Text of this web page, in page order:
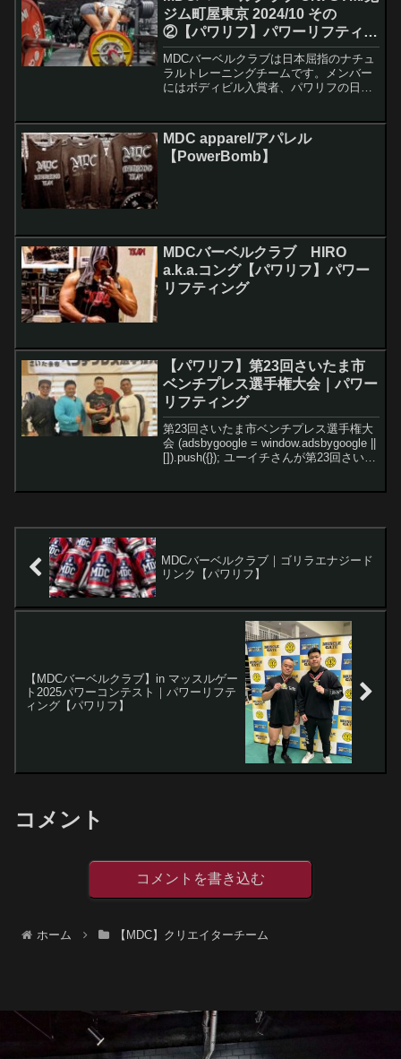
ジム町屋東京 2024/10 その
②【パワリフ】パワーリフティン
グ
MDCバーベルクラブは日本屈指のナチュ
ラルトレーニングチームです。メンバー
にはボディビル入賞者、パワリフの日本
MDC apparel/アパレル
【PowerBomb】
MDCバーベルクラブ HIRO
a.k.a.コング【パワリフ】パワー
リフティング
【パワリフ】第23回さいたま市
ベンチプレス選手権大会｜パワー
リフティング
第23回さいたま市ベンチプレス選手権大
会 (adsbygoogle = window.adsbygoogle ||
[]).push({}); ユーイチさんが第23回さいた
MDCバーベルクラブ｜ゴリラエナジード
リンク【パワリフ】
【MDCバーベルクラブ】in マッスルゲー
ト2025パワーコンテスト｜パワーリフテ
ィング【パワリフ】
コメント
コメントを書き込む
ホーム 【MDC】クリエイターチーム